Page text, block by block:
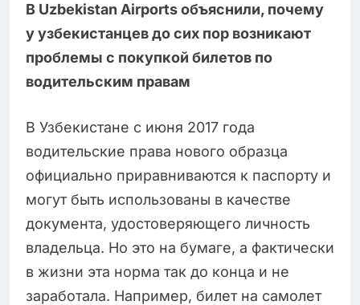
В Uzbekistan Airports объяснили, почему
у узбекистанцев до сих пор возникают
проблемы с покупкой билетов по
водительским правам
В Узбекистане с июня 2017 года
водительские права нового образца
официально приравниваются к паспорту и
могут быть использованы в качестве
документа, удостоверяющего личность
владельца. Но это на бумаге, а фактически
в жизни эта норма так до конца и не
заработала. Например, билет на самолет